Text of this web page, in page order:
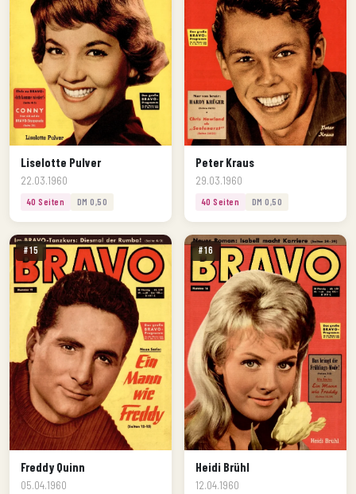
Liselotte Pulver
22.03.1960
40 Seiten DM 0,50
Peter Kraus
29.03.1960
40 Seiten DM 0,50
#15
Freddy Quinn
05.04.1960
#16
Heidi Brühl
12.04.1960